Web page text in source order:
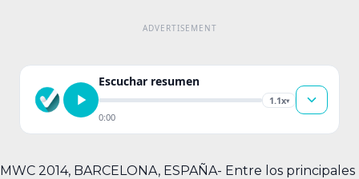
Escuchar resumen
1.1x▾
0:00
MWC 2014, BARCELONA, ESPAÑA- Entre los principales